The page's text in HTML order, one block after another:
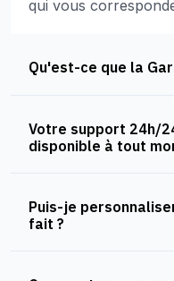
qui vous
Qu'est-ce que la
Votre support 24h/
disponible à tout
Puis-je
fait ?